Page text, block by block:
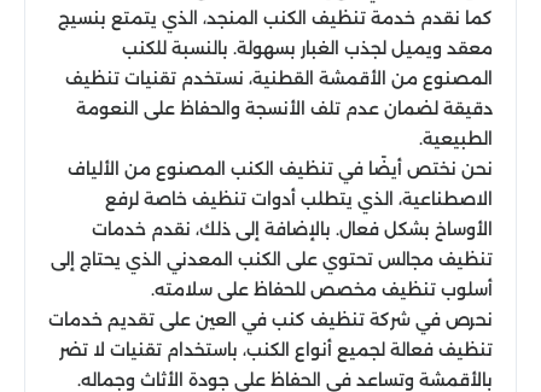
كما نقدم خدمة تنظيف الكنب المنجد، الذي يتمتع بنسيج
معقد ويميل لجذب الغبار بسهولة. بالنسبة للكنب
المصنوع من الأقمشة القطنية، نستخدم تقنيات تنظيف
دقيقة لضمان عدم تلف الأنسجة والحفاظ على النعومة
الطبيعية.
نحن نختص أيضًا في تنظيف الكنب المصنوع من الألياف
الاصطناعية، الذي يتطلب أدوات تنظيف خاصة لرفع
الأوساخ بشكل فعال. بالإضافة إلى ذلك، نقدم خدمات
تنظيف مجالس تحتوي على الكنب المعدني الذي يحتاج إلى
أسلوب تنظيف مخصص للحفاظ على سلامته.
نحرص في شركة تنظيف كنب في العين على تقديم خدمات
تنظيف فعالة لجميع أنواع الكنب، باستخدام تقنيات لا تضر
بالأقمشة وتساعد في الحفاظ على جودة الأثاث وجماله.